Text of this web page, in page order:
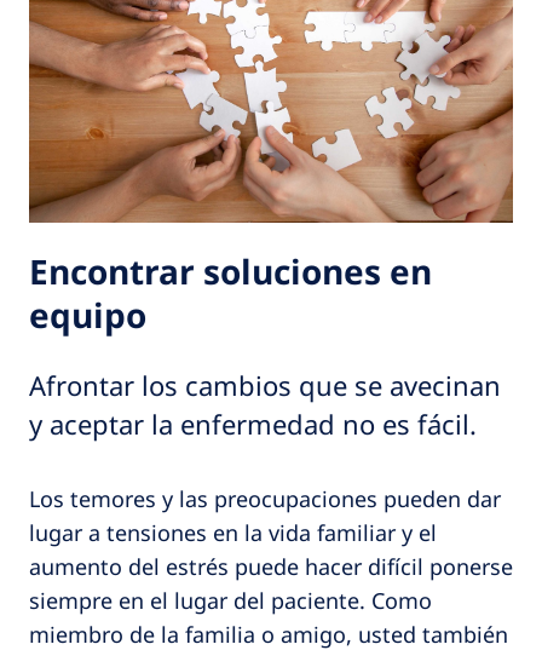
Encontrar soluciones en
equipo
Afrontar los cambios que se avecinan
y aceptar la enfermedad no es fácil.
Los temores y las preocupaciones pueden dar
lugar a tensiones en la vida familiar y el
aumento del estrés puede hacer difícil ponerse
siempre en el lugar del paciente. Como
miembro de la familia o amigo, usted también